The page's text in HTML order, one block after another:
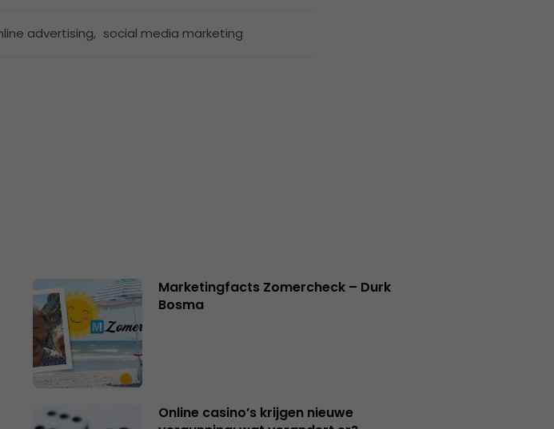
advertising, social media marketing
Marketingfacts Zomercheck – Durk
Bosma
Online casino’s krijgen nieuwe